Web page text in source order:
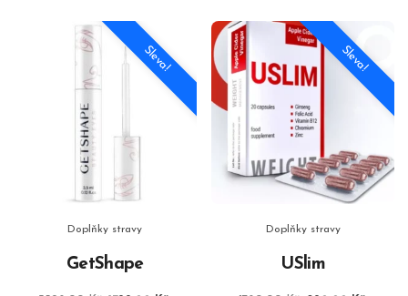
Sleva!
Doplňky stravy
GetShape
Sleva!
Doplňky stravy
USlim